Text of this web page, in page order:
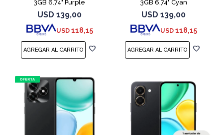
3GB 6.74" Purple
USD 139,00
USD 118,15
3GB 6.74" Cyan
USD 139,00
USD 118,15